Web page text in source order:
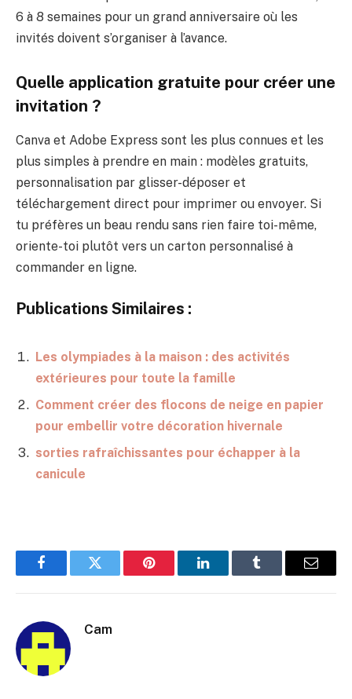
6 à 8 semaines pour un grand anniversaire où les
invités doivent s’organiser à l’avance.
Quelle application gratuite pour créer une
invitation ?
Canva et Adobe Express sont les plus connues et les
plus simples à prendre en main : modèles gratuits,
personnalisation par glisser-déposer et
téléchargement direct pour imprimer ou envoyer. Si
tu préfères un beau rendu sans rien faire toi-même,
oriente-toi plutôt vers un carton personnalisé à
commander en ligne.
Publications Similaires :
Les olympiades à la maison : des activités
extérieures pour toute la famille
Comment créer des flocons de neige en papier
pour embellir votre décoration hivernale
sorties rafraîchissantes pour échapper à la
canicule
FacebookTwitter Pinterest LinkedInTumblr
E-
Cam